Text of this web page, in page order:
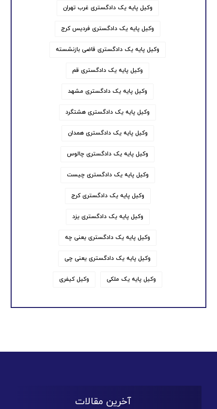
وکیل پایه یک دادگستری غرب تهران
وکیل پایه یک دادگستری فردیس کرج
وکیل پایه یک دادگستری قاضی بازنشسته
وکیل پایه یک دادگستری قم
وکیل پایه یک دادگستری مشهد
وکیل پایه یک دادگستری هشتگرد
وکیل پایه یک دادگستری همدان
وکیل پایه یک دادگستری چالوس
وکیل پایه یک دادگستری چیست
وکیل پایه یک دادگستری کرج
وکیل پایه یک دادگستری یزد
وکیل پایه یک دادگستری یعنی چه
وکیل پایه یک دادگستری یعنی چی
وکیل پایه یک ملکی وکیل کیفری
آخرین مقالات